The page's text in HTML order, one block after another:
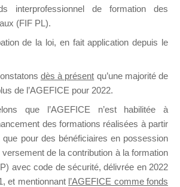
il y a un mois
destiné aux Organismes de
souhaitent répondre à l’Appel à
interprofessionnel de formation des
(FIF PL).
de la loi, en fait application depuis le
dès à présent qu’une majorité de
de l’AGEFICE pour 2022.
que l’AGEFICE n’est habilitée à
des formations réalisées à partir
pour des bénéficiaires en possession
versement de la contribution à la formation
avec code de sécurité, délivrée en 2022
et mentionnant l’AGEFICE comme fonds